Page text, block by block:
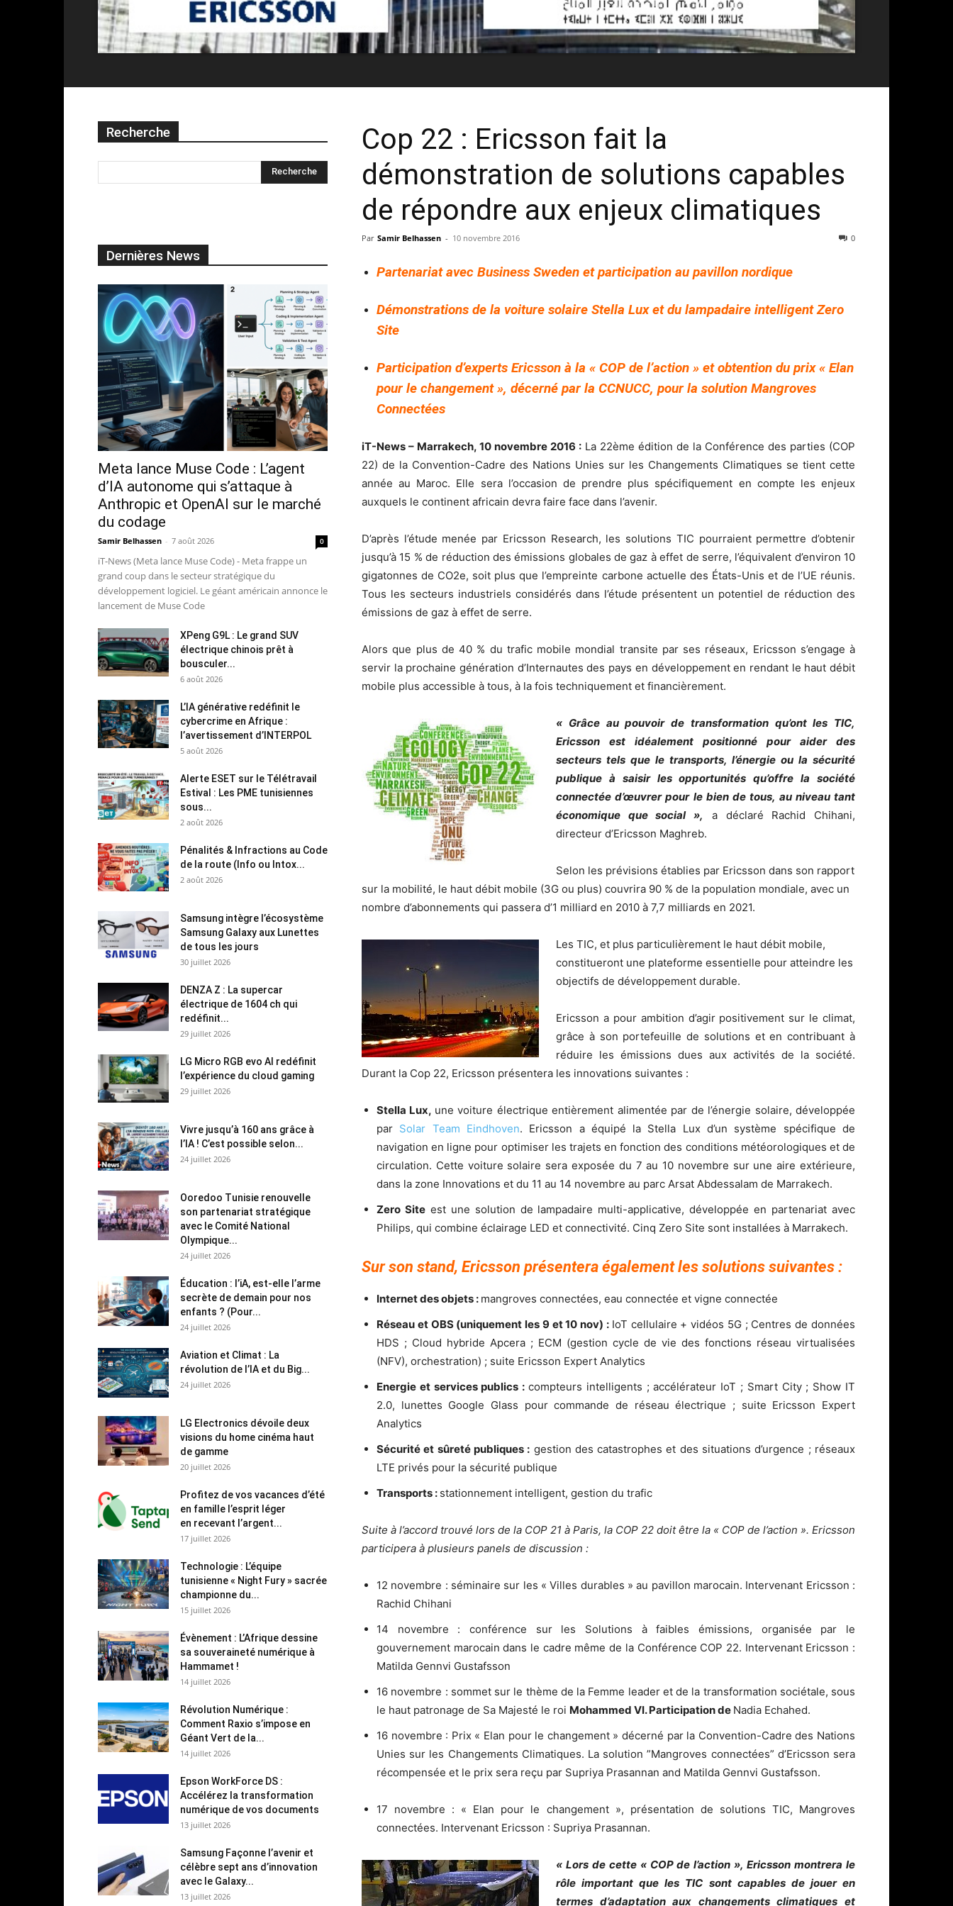
Cop 22 : Ericsson fait la
démonstration de solutions capables
de répondre aux enjeux climatiques
Par Samir Belhassen - 10 novembre 2016 0
Partenariat avec Business Sweden et participation au pavillon nordique
Démonstrations de la voiture solaire Stella Lux et du lampadaire intelligent Zero
Site
Participation d’experts Ericsson à la « COP de l’action » et obtention du prix « Elan
pour le changement », décerné par la CCNUCC, pour la solution Mangroves
Connectées
iT-News – Marrakech, 10 novembre 2016 : La 22ème édition de la Conférence des parties (COP
22) de la Convention-Cadre des Nations Unies sur les Changements Climatiques se tient cette
année au Maroc. Elle sera l’occasion de prendre plus spécifiquement en compte les enjeux
auxquels le continent africain devra faire face dans l’avenir.
D’après l’étude menée par Ericsson Research, les solutions TIC pourraient permettre d’obtenir
jusqu’à 15 % de réduction des émissions globales de gaz à effet de serre, l’équivalent d’environ 10
gigatonnes de CO2e, soit plus que l’empreinte carbone actuelle des États-Unis et de l’UE réunis.
Tous les secteurs industriels considérés dans l’étude présentent un potentiel de réduction des
émissions de gaz à effet de serre.
Alors que plus de 40 % du trafic mobile mondial transite par ses réseaux, Ericsson s’engage à
servir la prochaine génération d’Internautes des pays en développement en rendant le haut débit
mobile plus accessible à tous, à la fois techniquement et financièrement.
« Grâce au pouvoir de transformation qu’ont les TIC,
Ericsson est idéalement positionné pour aider des
secteurs tels que le transports, l’énergie ou la sécurité
publique à saisir les opportunités qu’offre la société
connectée d’œuvrer pour le bien de tous, au niveau tant
économique que social »,
a déclaré Rachid Chihani,
directeur d’Ericsson Maghreb.
Selon les prévisions établies par Ericsson dans son rapport
sur la mobilité, le haut débit mobile (3G ou plus) couvrira 90 % de la population mondiale, avec un
nombre d’abonnements qui passera d’1 milliard en 2010 à 7,7 milliards en 2021.
Les TIC, et plus particulièrement le haut débit mobile,
constitueront une plateforme essentielle pour atteindre les
objectifs de développement durable.
Ericsson a pour ambition d’agir positivement sur le climat,
grâce à son portefeuille de solutions et en contribuant à
réduire les émissions dues aux activités de la société.
Durant la Cop 22, Ericsson présentera les innovations suivantes :
Stella Lux, une voiture électrique entièrement alimentée par de l’énergie solaire, développée
par Solar Team Eindhoven. Ericsson a équipé la Stella Lux d’un système spécifique de
navigation en ligne pour optimiser les trajets en fonction des conditions météorologiques et de
circulation. Cette voiture solaire sera exposée du 7 au 10 novembre sur une aire extérieure,
dans la zone Innovations et du 11 au 14 novembre au parc Arsat Abdessalam de Marrakech.
Zero Siteest une solution de lampadaire multi-applicative, développée en partenariat avec
Philips, qui combine éclairage LED et connectivité. Cinq Zero Site sont installées à Marrakech.
Sur son stand, Ericsson présentera également les solutions suivantes :
Internet des objets : mangroves connectées, eau connectée et vigne connectée
Réseau et OBS (uniquement les 9 et 10 nov) : IoT cellulaire + vidéos 5G ; Centres de données
HDS ; Cloud hybride Apcera ; ECM (gestion cycle de vie des fonctions réseau virtualisées
(NFV), orchestration) ; suite Ericsson Expert Analytics
Energie et services publics : compteurs intelligents ; accélérateur IoT ; Smart City ; Show IT
2.0, lunettes Google Glass pour commande de réseau électrique ; suite Ericsson Expert
Analytics
Sécurité et sûreté publiques : gestion des catastrophes et des situations d’urgence ; réseaux
LTE privés pour la sécurité publique
Transports : stationnement intelligent, gestion du trafic
Suite à l’accord trouvé lors de la COP 21 à Paris, la COP 22 doit être la « COP de l’action ». Ericsson
participera à plusieurs panels de discussion :
12 novembre : séminaire sur les « Villes durables » au pavillon marocain. Intervenant Ericsson :
Rachid Chihani
14 novembre : conférence sur les Solutions à faibles émissions, organisée par le
gouvernement marocain dans le cadre même de la Conférence COP 22. Intervenant Ericsson :
Matilda Gennvi Gustafsson
16 novembre : sommet sur le thème de la Femme leader et de la transformation sociétale, sous
le haut patronage de Sa Majesté le roi Mohammed VI. Participation de Nadia Echahed.
16 novembre : Prix « Elan pour le changement » décerné par la Convention-Cadre des Nations
Unies sur les Changements Climatiques. La solution ”Mangroves connectées” d’Ericsson sera
récompensée et le prix sera reçu par Supriya Prasannan and Matilda Gennvi Gustafsson.
17 novembre : « Elan pour le changement », présentation de solutions TIC, Mangroves
connectées. Intervenant Ericsson : Supriya Prasannan.
« Lors de cette « COP de l’action », Ericsson montrera le
rôle important que les TIC sont capables de jouer en
termes d’adaptation aux changements climatiques et
Recherche
Dernières News
Meta lance Muse Code : L’agent
d’IA autonome qui s’attaque à
Anthropic et OpenAI sur le marché
du codage
Samir Belhassen - 7 août 2026 0
iT-News (Meta lance Muse Code) - Meta frappe un
grand coup dans le secteur stratégique du
développement logiciel. Le géant américain annonce le
lancement de Muse Code
XPeng G9L : Le grand SUV
électrique chinois prêt à
bousculer...
6 août 2026
L’IA générative redéfinit le
cybercrime en Afrique :
l’avertissement d’INTERPOL
5 août 2026
Alerte ESET sur le Télétravail
Estival : Les PME tunisiennes
sous...
2 août 2026
Pénalités & Infractions au Code
de la route (Info ou Intox...
2 août 2026
Samsung intègre l’écosystème
Samsung Galaxy aux Lunettes
de tous les jours
30 juillet 2026
DENZA Z : La supercar
électrique de 1604 ch qui
redéfinit...
29 juillet 2026
LG Micro RGB evo AI redéfinit
l’expérience du cloud gaming
29 juillet 2026
Vivre jusqu’à 160 ans grâce à
l’IA ! C’est possible selon...
24 juillet 2026
Ooredoo Tunisie renouvelle
son partenariat stratégique
avec le Comité National
Olympique...
24 juillet 2026
Éducation : l’iA, est-elle l’arme
secrète de demain pour nos
enfants ? (Pour...
24 juillet 2026
Aviation et Climat : La
révolution de l’IA et du Big...
24 juillet 2026
LG Electronics dévoile deux
visions du home cinéma haut
de gamme
20 juillet 2026
Profitez de vos vacances d’été
en famille l’esprit léger
en recevant l’argent...
17 juillet 2026
Technologie : L’équipe
tunisienne « Night Fury » sacrée
championne du...
15 juillet 2026
Évènement : L’Afrique dessine
sa souveraineté numérique à
Hammamet !
14 juillet 2026
Révolution Numérique :
Comment Raxio s’impose en
Géant Vert de la...
14 juillet 2026
Epson WorkForce DS :
Accélérez la transformation
numérique de vos documents
13 juillet 2026
Samsung Façonne l’avenir et
célèbre sept ans d’innovation
avec le Galaxy...
13 juillet 2026